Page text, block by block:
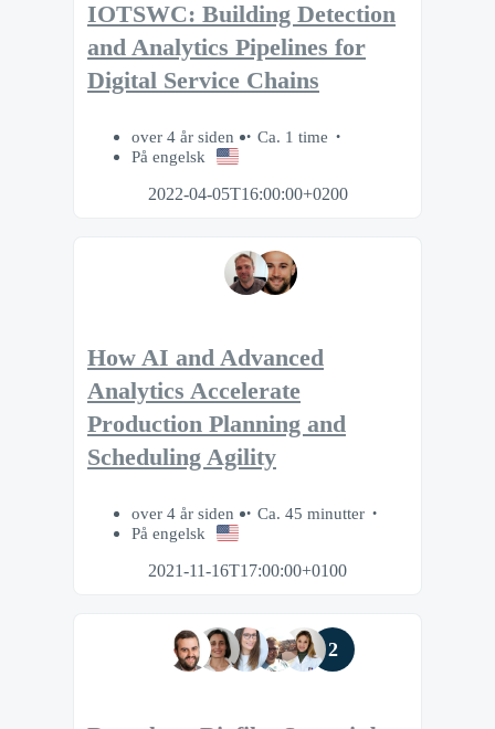
IOTSWC: Building Detection
and Analytics Pipelines for
Digital Service Chains
over 4 år siden
Ca. 1 time
På engelsk
2022-04-05T16:00:00+0200
How AI and Advanced
Analytics Accelerate
Production Planning and
Scheduling Agility
over 4 år siden
Ca. 45 minutter
På engelsk
2021-11-16T17:00:00+0100
2